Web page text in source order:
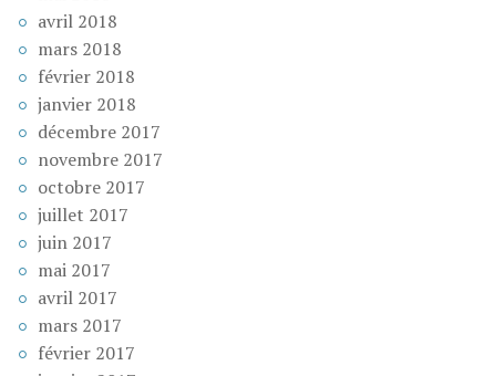
avril 2018
mars 2018
février 2018
janvier 2018
décembre 2017
novembre 2017
octobre 2017
juillet 2017
juin 2017
mai 2017
avril 2017
mars 2017
février 2017